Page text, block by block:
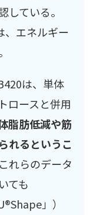
ている。
エネルギー
は、単体
ロースと併用
脂肪低減や筋
れるというこ
れらのデータ
ても
」）